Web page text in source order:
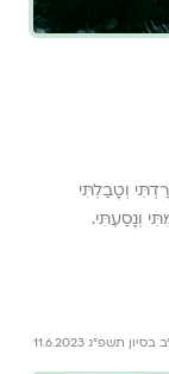
וְטָבַלְתִּי
וְנָסַעְתִּי.
בסיון תשפ״ג 11.6.2023